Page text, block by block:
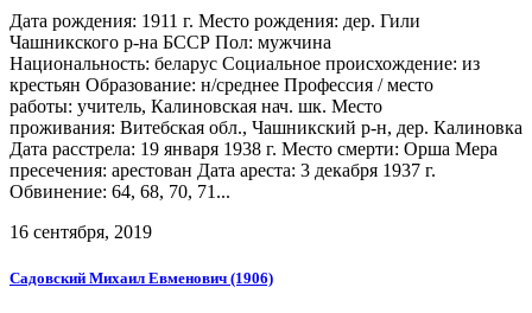
Дата рождения: 1911 г. Место рождения: дер. Гили
Чашникского р-на БССР Пол: мужчина
Национальность: беларус Социальное происхождение: из
крестьян Образование: н/среднее Профессия / место
работы: учитель, Калиновская нач. шк. Место
проживания: Витебская обл., Чашникский р-н, дер. Калиновка
Дата расстрела: 19 января 1938 г. Место смерти: Орша Мера
пресечения: арестован Дата ареста: 3 декабря 1937 г.
Обвинение: 64, 68, 70, 71...
16 сентября, 2019
Садовский Михаил Евменович (1906)